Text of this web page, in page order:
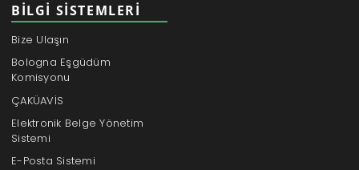
BILGI SISTEMLERI
Bize Ulaşın
Bologna Eşgüdüm
Komisyonu
ÇAKÜAVİS
Elektronik Belge Yönetim
Sistemi
E-Posta Sistemi